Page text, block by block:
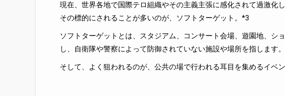
現在、世界各地で国際テロ組織やその主義主張に感化されて過激化
その標的にされることが多いのが、ソフトターゲット。*3
ソフトターゲットとは、スタジアム、コンサート会場、遊園地、シ
し、自衛隊や警察によって防御されていない施設や場所を指します
そして、よく狙われるのが、公共の場で行われる耳目を集めるイベ